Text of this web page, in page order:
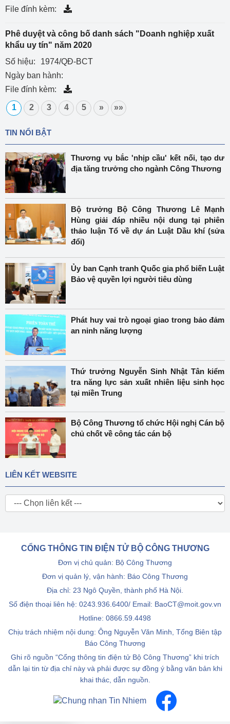
File đính kèm:
Phê duyệt và công bố danh sách "Doanh nghiệp xuất
khẩu uy tín" năm 2020
Số hiệu:
1974/QĐ-BCT
Ngày ban hành:
File đính kèm:
1 2 3 4 5 » »»
TIN NỔI BẬT
Thương vụ bắc 'nhịp cầu' kết nối, tạo dư
địa tăng trưởng cho ngành Công Thương
Bộ trưởng Bộ Công Thương Lê Mạnh
Hùng giải đáp nhiều nội dung tại phiên
thảo luận Tổ về dự án Luật Dầu khí (sửa
đổi)
Ủy ban Cạnh tranh Quốc gia phổ biến Luật
Bảo vệ quyền lợi người tiêu dùng
Phát huy vai trò ngoại giao trong bảo đảm
an ninh năng lượng
Thứ trưởng Nguyễn Sinh Nhật Tân kiểm
tra năng lực sản xuất nhiên liệu sinh học
tại miền Trung
Bộ Công Thương tổ chức Hội nghị Cán bộ
chủ chốt về công tác cán bộ
LIÊN KẾT WEBSITE
CỔNG THÔNG TIN ĐIỆN TỬ BỘ CÔNG THƯƠNG
Đơn vị chủ quản: Bộ Công Thương
Đơn vị quản lý, vận hành: Báo Công Thương
Địa chỉ: 23 Ngô Quyền, thành phố Hà Nội.
Số điện thoại liên hệ: 0243.936.6400/ Email: BaoCT@moit.gov.vn
Hotline: 0866.59.4498
Chịu trách nhiệm nội dung: Ông Nguyễn Văn Minh, Tổng Biên tập
Báo Công Thương
Ghi rõ nguồn “Cổng thông tin điện tử Bộ Công Thương” khi trích
dẫn lại tin từ địa chỉ này và phải được sự đồng ý bằng văn bản khi
khai thác, dẫn nguồn.